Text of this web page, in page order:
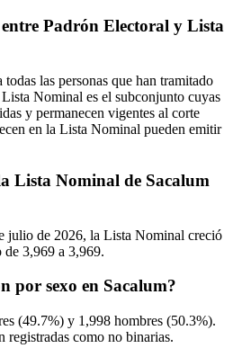
entre Padrón Electoral y Lista
las personas que han tramitado
Nominal es el subconjunto cuyas
y permanecen vigentes al corte
en la Lista Nominal pueden emitir
Lista Nominal de Sacalum
julio de 2026, la Lista Nominal creció
de 3,969 a 3,969.
por sexo en Sacalum?
(49.7%) y 1,998 hombres (50.3%).
registradas como no binarias.